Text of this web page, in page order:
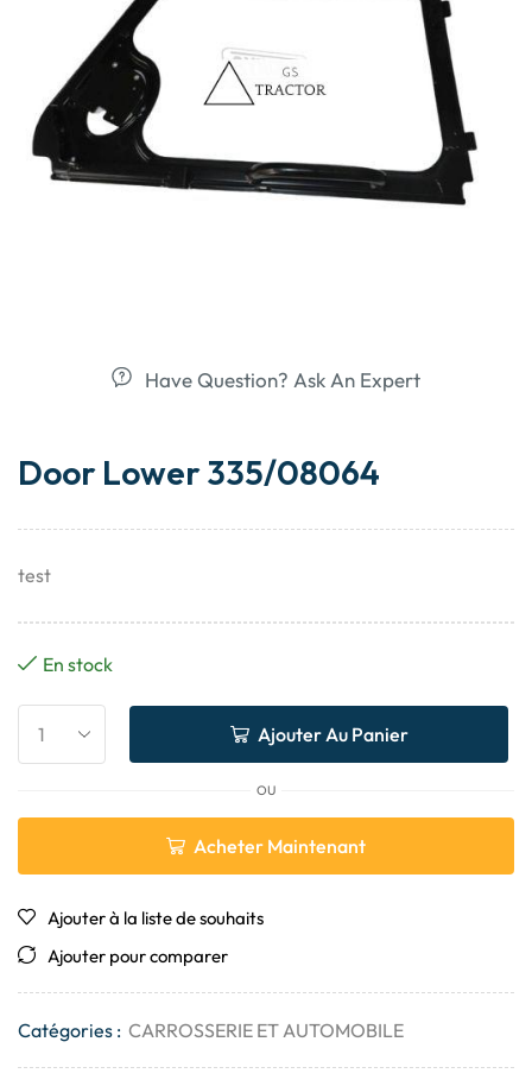
Have Question? Ask An Expert
Door Lower 335/08064
test
En stock
Ajouter Au Panier
OU
Acheter Maintenant
Ajouter à la liste de souhaits
Ajouter pour comparer
Catégories : CARROSSERIE ET ​​AUTOMOBILE